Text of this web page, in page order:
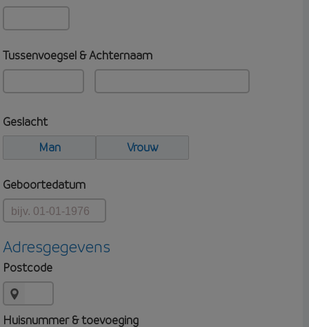
Tussenvoegsel & Achternaam
Geslacht
Man
Vrouw
Geboortedatum
Adresgegevens
Postcode
Huisnummer & toevoeging